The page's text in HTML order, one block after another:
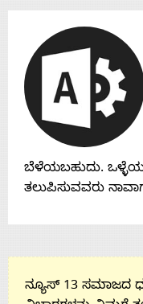
Us
ಬೆಳೆಯಬಹುದು. ಒಳ್ಳೆಯ
ತಲುಪಿಸುವವರು
ನ್ಯೂಸ್ 13 ಸಮಾಜದ